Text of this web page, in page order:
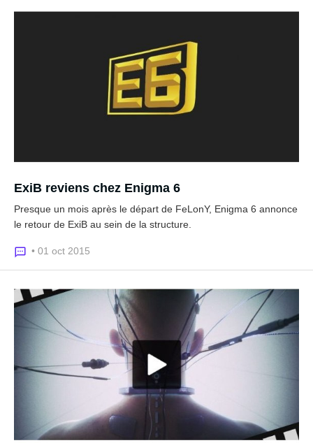
ExiB reviens chez Enigma 6
Presque un mois après le départ de FeLonY, Enigma 6 annonce
le retour de ExiB au sein de la structure.
• 01 oct 2015